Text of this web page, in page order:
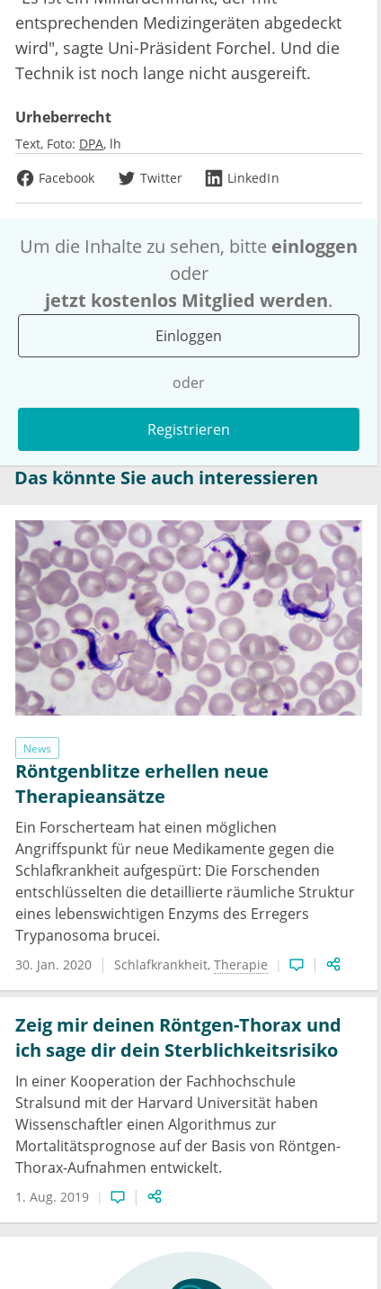
entsprechenden Medizingeräten abgedeckt
wird", sagte Uni-Präsident Forchel. Und die
Technik ist noch lange nicht ausgereift.
Urheberrecht
Text, Foto: DPA lh
Facebook
Twitter LinkedIn
Um die Inhalte zu sehen, bitte einloggen
oder
jetzt kostenlos Mitglied werden.
Einloggen
oder
Registrieren
Das könnte Sie auch interessieren
News
Röntgenblitze erhellen neue
Therapieansätze
Ein Forscherteam hat einen möglichen
Angriffspunkt für neue Medikamente gegen die
Schlafkrankheit aufgespürt: Die Forschenden
entschlüsselten die detaillierte räumliche Struktur
eines lebenswichtigen Enzyms des Erregers
Trypanosoma brucei.
30. Jan. 2020 Schlafkrankheit Therapie
Zeig mir deinen Röntgen-Thorax und
ich sage dir dein Sterblichkeitsrisiko
In einer Kooperation der Fachhochschule
Stralsund mit der Harvard Universität haben
Wissenschaftler einen Algorithmus zur
Mortalitätsprognose auf der Basis von Röntgen-
Thorax-Aufnahmen entwickelt.
1. Aug. 2019